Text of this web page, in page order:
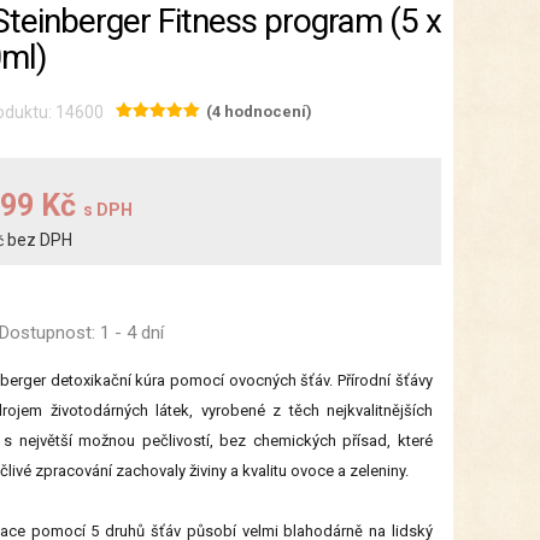
Fitness program (5 x
14600 (4 hodnocení)
Kč s DPH
bez DPH
1 - 4 dní
detoxikační kúra pomocí ovocných šťáv. Přírodní šťávy
životodárných látek, vyrobené z těch nejkvalitnějších
s největší možnou pečlivostí, bez chemických přísad, které
zpracování zachovaly živiny a kvalitu ovoce a zeleniny.
pomocí 5 druhů šťáv působí velmi blahodárně na lidský